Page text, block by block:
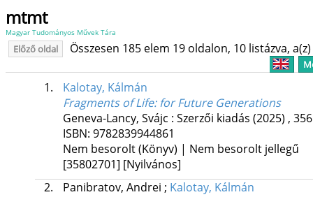
mtmt
Magyar Tudományos Művek Tára
Előző oldal Összesen 185 elem 19 oldalon, 10 listázva,
1.
Kalotay, Kálmán
Fragments of Life: for Future Generations
Geneva-Lancy, Svájc : Szerzői kiadás (2025) ,
ISBN: 9782839944861
Nem besorolt (Könyv) | Nem besorolt jellegű
[35802701] [Nyilvános]
2.
Panibratov, Andrei ; Kalotay, Kálmán